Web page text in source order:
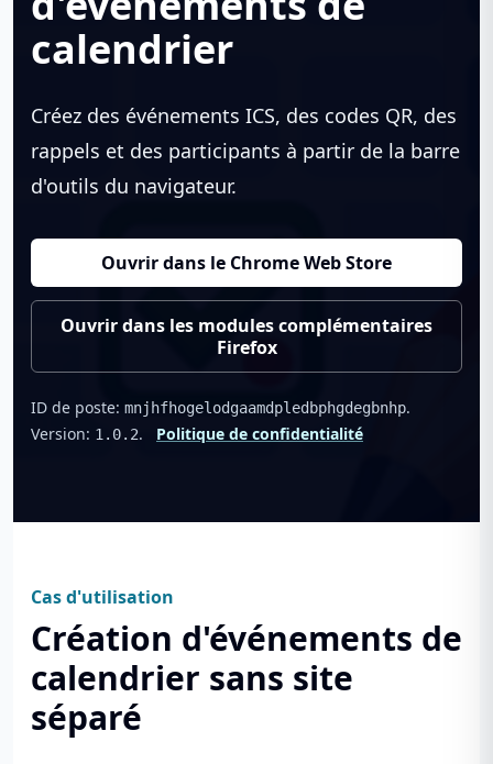
calendrier
Créez des événements ICS, des codes QR, des
rappels et des participants à partir de la barre
d'outils du navigateur.
Ouvrir dans le Chrome Web Store
Ouvrir dans les modules complémentaires
Firefox
ID de poste: mnjhfhogelodgaamdpledbphgdegbnhp.
Version: 1.0.2. Politique de confidentialité
Cas d'utilisation
Création d'événements de
calendrier sans site
séparé